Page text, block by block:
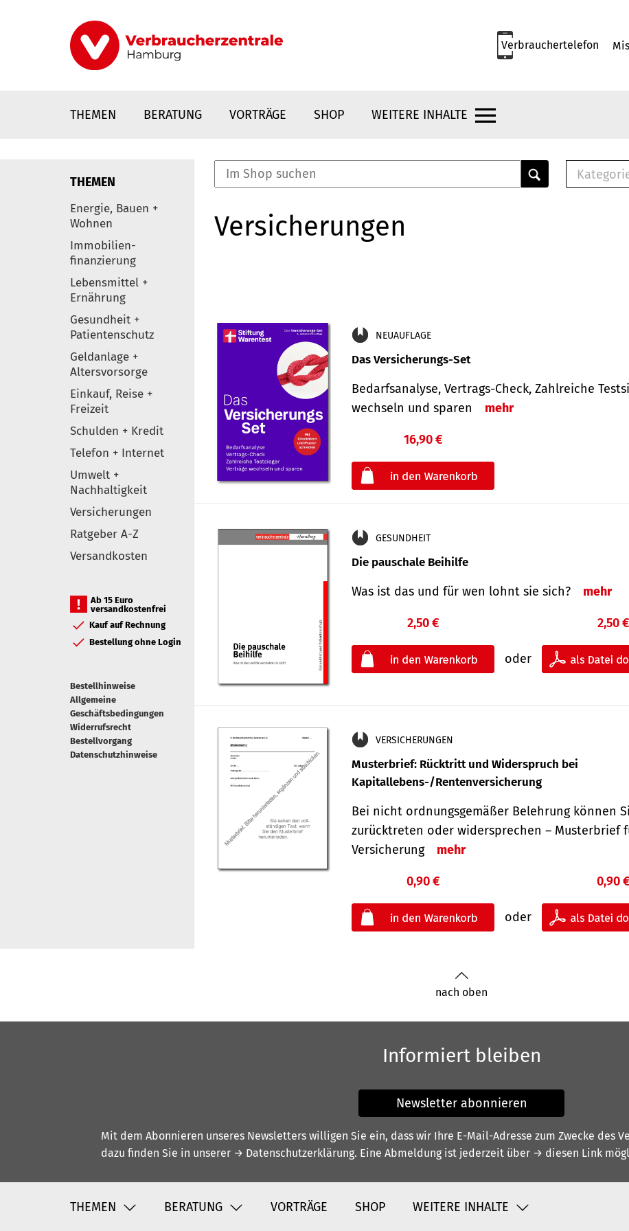
Verbrauchertelefon
THEMEN BERATUNG VORTRÄGE SHOP WEITERE INHALTE
Elemente
THEMEN
Energie, Bauen +
Wohnen
Immobilien-
finanzierung
Lebensmittel +
Ernährung
Gesundheit +
Patientenschutz
Geldanlage +
Altersvorsorge
Einkauf, Reise +
Freizeit
Schulden + Kredit
Telefon + Internet
Umwelt +
Nachhaltigkeit
Versicherungen
Ratgeber A-Z
Versandkosten
Ab 15 Euro
versandkostenfrei
Kauf auf Rechnung
Bestellung ohne Login
Bestellhinweise
Allgemeine
Geschäftsbedingungen
Widerrufsrecht
Bestellvorgang
Datenschutzhinweise
Versicherungen
NEUAUFLAGE
Das Versicherungs-Set
Bedarfsanalyse, Vertrags-Check, Zahlreiche
wechseln und sparen
mehr
16,90 €
GESUNDHEIT
Die pauschale Beihilfe
Was ist das und für wen lohnt sie sich? mehr
2,50 €
oder
2,50 €
VERSICHERUNGEN
Musterbrief: Rücktritt und Widerspruch bei
Kapitallebens-/Rentenversicherung
Bei nicht ordnungsgemäßer Belehrung können
zurücktreten oder widersprechen – Musterbrief
Versicherung
mehr
0,90 €
oder
0,90
nach oben
Informiert bleiben
Newsletter abonnieren
Mit dem Abonnieren unseres Newsletters willigen Sie ein, dass wir Ihre E-Mail-Adresse zum Zwecke des
dazu finden Sie in unserer → Datenschutzerklärung. Eine Abmeldung ist jederzeit über → diesen Link
THEMEN BERATUNG VORTRÄGE SHOP WEITERE INHALTE